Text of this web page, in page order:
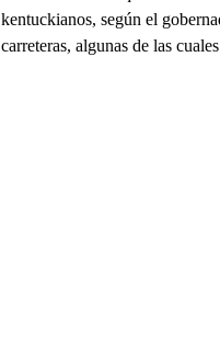
kentuckianos, según el
carreteras, algunas de las